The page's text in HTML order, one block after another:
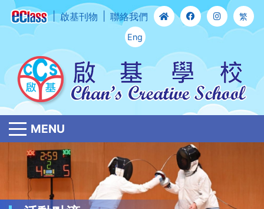
啟基刊物 聯絡我們 繁
Eng
MENU